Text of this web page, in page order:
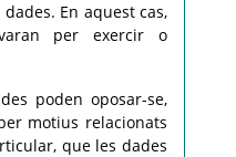
En aquest cas,
per exercir o
poden oposar-se,
motius relacionats
que les dades